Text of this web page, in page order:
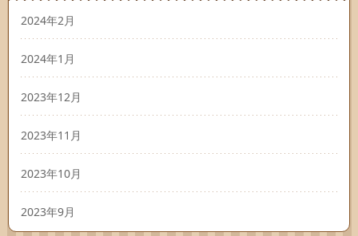
2024年2月
2024年1月
2023年12月
2023年11月
2023年10月
2023年9月